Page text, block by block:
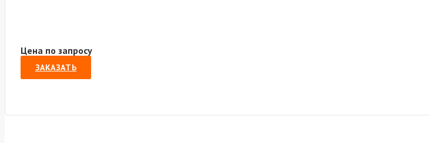
Цена по запросу
ЗАКАЗАТЬ